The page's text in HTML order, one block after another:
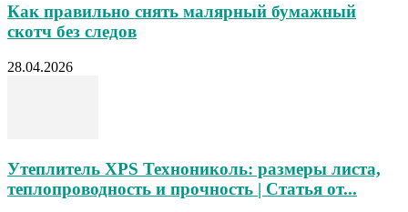
Как правильно снять малярный бумажный
скотч без следов
28.04.2026
Утеплитель XPS Технониколь: размеры листа,
теплопроводность и прочность | Статья от...